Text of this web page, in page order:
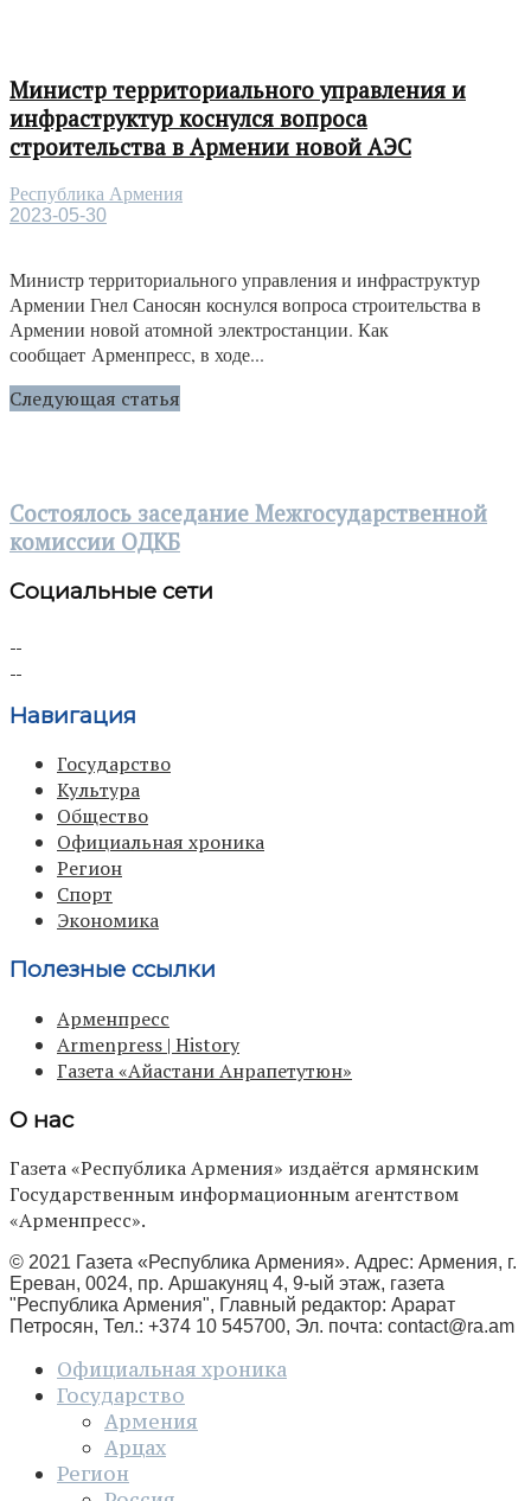
Министр территориального управления и
инфраструктур коснулся вопроса
строительства в Армении новой АЭС
Республика Армения
2023-05-30
Министр территориального управления и инфраструктур
Армении Гнел Саносян коснулся вопроса строительства в
Армении новой атомной электростанции. Как
сообщает Арменпресс, в ходе...
Следующая статья
Состоялось заседание Межгосударственной
комиссии ОДКБ
Социальные сети
Навигация
Государство
Культура
Общество
Официальная хроника
Регион
Спорт
Экономика
Полезные ссылки
Арменпресс
Armenpress | History
Газета «Айастани Анрапетутюн»
О нас
Газета «Республика Армения» издаётся армянским
Государственным информационным агентством
«Арменпресс».
© 2021 Газета «Республика Армения». Адрес: Армения, г.
Ереван, 0024, пр. Аршакуняц 4, 9-ый этаж, газета
"Республика Армения", Главный редактор: Арарат
Петросян, Тел.: +374 10 545700, Эл. почта: contact@ra.am
Официальная хроника
Государство
Армения
Арцах
Регион